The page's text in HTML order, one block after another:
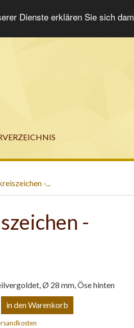
Dienste erklären Sie sich
-...
-
Ø 28 mm, Öse hinten